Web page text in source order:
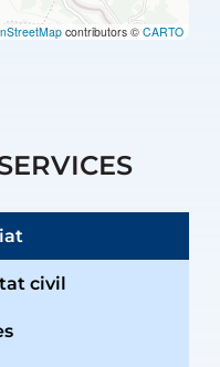
contributors © CARTO
civil